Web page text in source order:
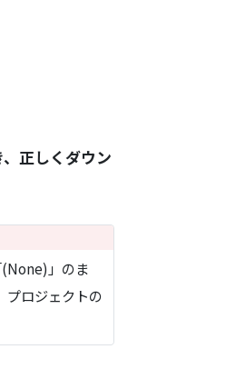
正しくダウン
」のま
プロジェクトの